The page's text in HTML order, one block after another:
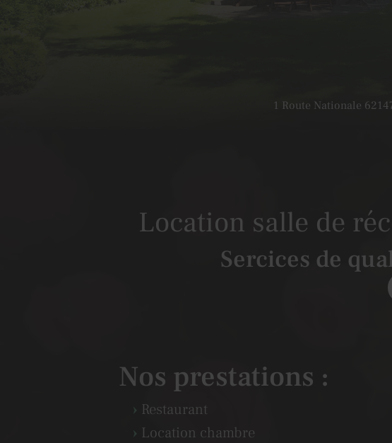
1 Route Nationale
Location salle de
Sercices de
Nos prestations :
Restaurant
Location chambre